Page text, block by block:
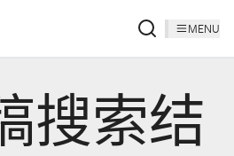
MENU
搜索结